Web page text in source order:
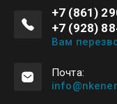
+7 (861)
+7 (928)
Вам
Почта: